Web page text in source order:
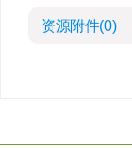
资源附件(0)